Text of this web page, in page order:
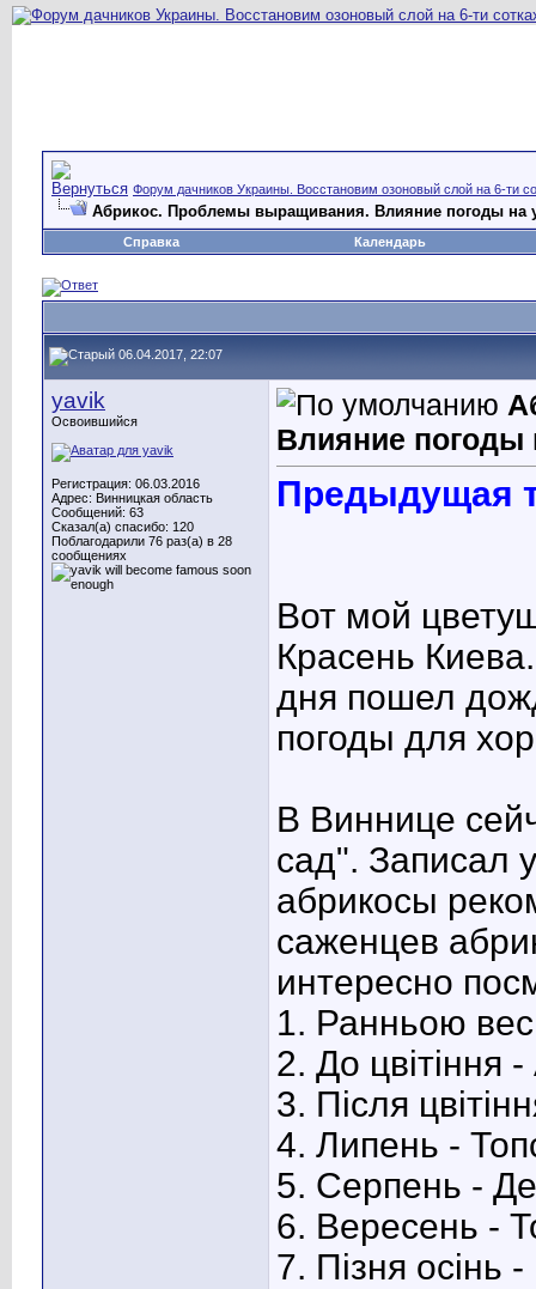
Форум дачников Украины. Восстановим озоновый слой на 6-ти
Абрикос. Проблемы выращивания. Влияние погоды на
Справка Календарь
06.04.2017, 22:07
yavik
Освоившийся
Регистрация: 06.03.2016
Адрес: Винницкая область
Сообщений: 63
Сказал(а) спасибо: 120
Поблагодарили 76 раз(а) в 28
сообщениях
Влияние погоды
Предыдущая
Вот мой
Красень
дня пошел
погоды для
В Виннице
сад". Записал
абрикосы
саженцев
интересно
1. Ранньою
2. До цвітіння
3. Після
4. Липень -
5. Серпень -
6. Вересень -
7. Пізня осінь